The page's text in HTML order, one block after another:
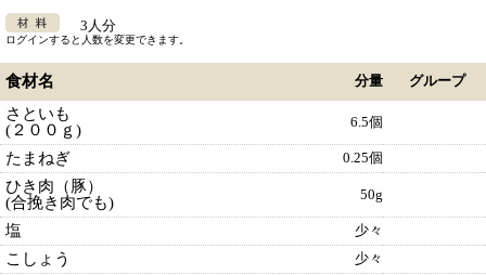
3人分
ログインすると人数を変更できます。
食材名 分量 グループ
さといも
(２００ｇ)
6.5個
たまねぎ 0.25個
ひき肉（豚）
(合挽き肉でも)
50g
塩 少々
こしょう 少々